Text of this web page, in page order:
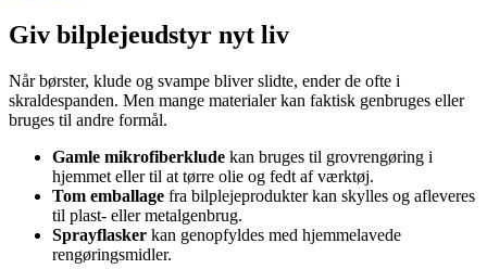
Giv bilplejeudstyr nyt liv
Når børster, klude og svampe bliver slidte, ender de ofte i
skraldespanden. Men mange materialer kan faktisk genbruges eller
bruges til andre formål.
Gamle mikrofiberklude kan bruges til grovrengøring i
hjemmet eller til at tørre olie og fedt af værktøj.
Tom emballage fra bilplejeprodukter kan skylles og afleveres
til plast- eller metalgenbrug.
Sprayflasker kan genopfyldes med hjemmelavede
rengøringsmidler.